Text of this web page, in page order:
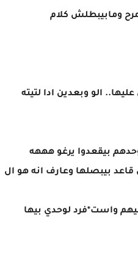
ومابيبطلش كلام
الو وبعدين ادا لتيته
بيقعدوا يرغو هههه
بيبصلها وعارف انه هو ال
واست*فرد لوحدي بيها